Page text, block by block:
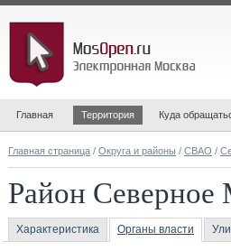
Главная Территория Куда
Главная страница / Округа и районы / СВАО /
Район Северное
Характеристика Органы власти